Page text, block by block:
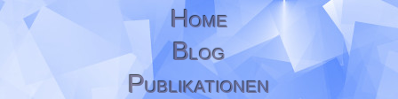
HOME
BLOG
PUBLIKATIONEN